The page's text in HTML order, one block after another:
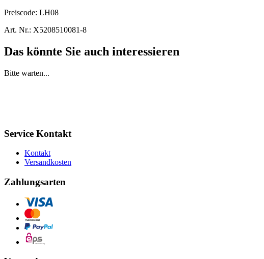
Preiscode: LH08
Art. Nr.: X5208510081-8
Das könnte Sie auch interessieren
Bitte warten...
Service Kontakt
Kontakt
Versandkosten
Zahlungsarten